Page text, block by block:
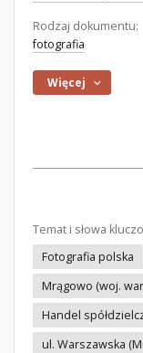
Rodzaj dokumentu:
fotografia
Więcej
Temat i słowa
Fotografia polska
Mrągowo (woj.
Handel
ul. Warszawska